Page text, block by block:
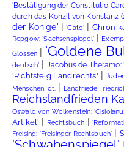
'Bestätigung der Constitutio
durch das Konzil von Konstanz
der Könige' |'Cato' |
Repgow: 'Sachsenspiegel'|
Glossen | 'Goldene
deutsch' | Jacobus de Theramo:
'Richtsteig Landrechts' |
Menschen, dt. | Landfriede
Reichslandfrieden
Oswald von Wolkenstein:
Artikel' | Rechtsbuch |
Freising: 'Freisinger Rechtsbuch' |